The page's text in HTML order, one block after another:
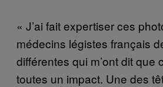
« J’ai fait expertiser ces
médecins légistes français
différentes qui m’ont dit que
toutes un impact. Une des